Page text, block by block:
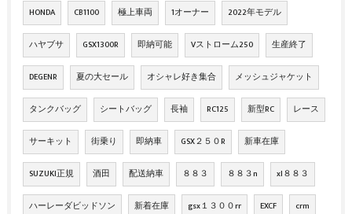
HONDA CB1100 極上車両 1オーナー 2022年モデル
ハヤブサ GSX1300R 即納可能 Vストローム250 生産終了
DEGENR 夏の大セール オシャレ好き集合 メッシュジャケット
タンクバッグ シートバッグ 長袖 RC125 新型RC レース
サーキット 街乗り 即納車 GSX２５０R 新車在庫
SUZUKI正規 酒田 配送納車 ８８３ ８８３n xl８８３
ハーレーダビッドソン 新着在庫 gsx１３００rr EXCF crm